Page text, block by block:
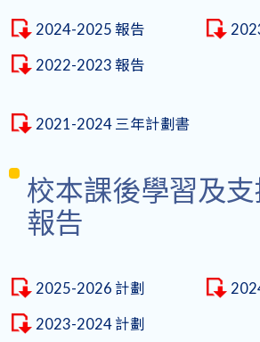
2024-2025 報告
2022-2023 報告
2021-2024 三年計劃書
校本課後學習及
報告
2025-2026 計劃
2023-2024 計劃